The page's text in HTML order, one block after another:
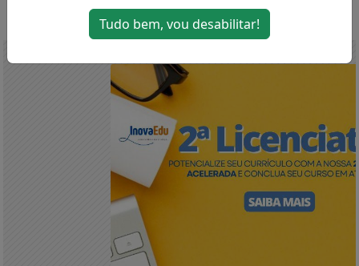
Tudo bem, vou desabilitar!